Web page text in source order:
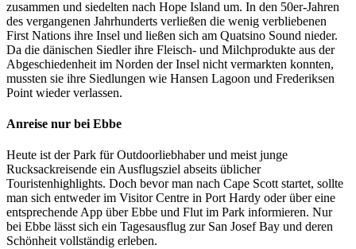
zusammen und siedelten nach Hope Island um. In den 50er-Jahren
des vergangenen Jahrhunderts verließen die wenig verbliebenen
First Nations ihre Insel und ließen sich am Quatsino Sound nieder.
Da die dänischen Siedler ihre Fleisch- und Milchprodukte aus der
Abgeschiedenheit im Norden der Insel nicht vermarkten konnten,
mussten sie ihre Siedlungen wie Hansen Lagoon und Frederiksen
Point wieder verlassen.
Anreise nur bei Ebbe
Heute ist der Park für Outdoorliebhaber und meist junge
Rucksackreisende ein Ausflugsziel abseits üblicher
Touristenhighlights. Doch bevor man nach Cape Scott startet, sollte
man sich entweder im Visitor Centre in Port Hardy oder über eine
entsprechende App über Ebbe und Flut im Park informieren. Nur
bei Ebbe lässt sich ein Tagesausflug zur San Josef Bay und deren
Schönheit vollständig erleben.